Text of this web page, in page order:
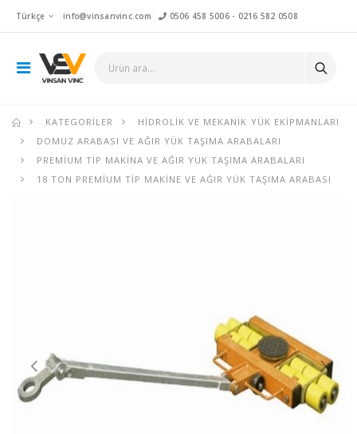
Türkçe info@vinsanvinc.com 0506 458 5006- 0216 582 0508
KATEGORILER
HIDROLIK VE MEKANIK YÜK EKIPMANLARI
DOMUZ ARABASI VE AĞIR YÜK TAŞIMA ARABALARI
PREMIUM TIP MAKINA VE AĞIR YÜK TAŞIMA ARABALARI
18 TON PREMIUM TIP MAKINE VE AĞIR YÜK TAŞIMA ARABASI